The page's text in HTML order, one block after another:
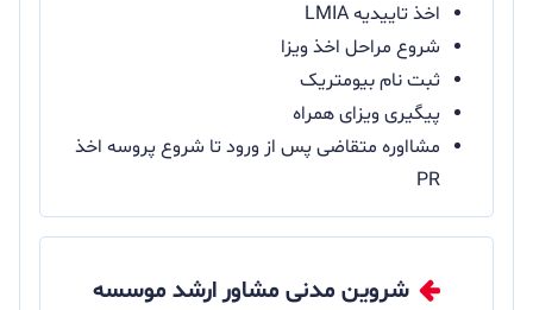
اخذ تاییدیه LMIA
شروع مراحل اخذ ویزا
ثبت نام بیومتریک
پیگیری ویزای همراه
مشااوره متقاضی پس از ورود تا شروع پروسه اخذ
PR
شروین مدنی مشاور ارشد موسسه